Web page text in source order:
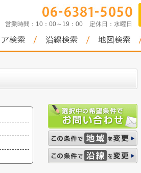
営業時間： 10：00～19：00 定休日： 水曜日